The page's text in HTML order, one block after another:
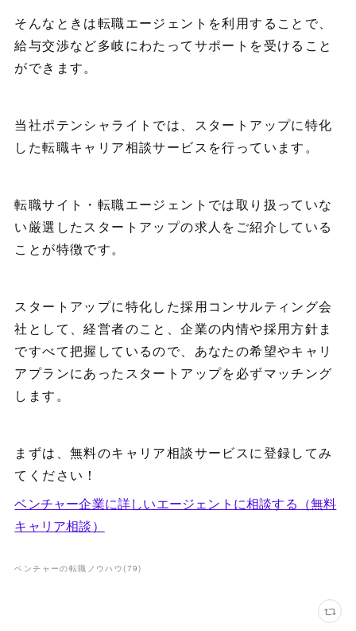
そんなときは転職エージェントを利用することで、
給与交渉など多岐にわたってサポートを受けること
ができます。
当社ポテンシャライトでは、スタートアップに特化
した転職キャリア相談サービスを行っています。
転職サイト・転職エージェントでは取り扱っていな
い厳選したスタートアップの求人をご紹介している
ことが特徴です。
スタートアップに特化した採用コンサルティング会
社として、経営者のこと、企業の内情や採用方針ま
ですべて把握しているので、あなたの希望やキャリ
アプランにあったスタートアップを必ずマッチング
します。
まずは、無料のキャリア相談サービスに登録してみ
てください！
ベンチャー企業に詳しいエージェントに相談する（無料
キャリア相談）
ベンチャーの転職ノウハウ(79)